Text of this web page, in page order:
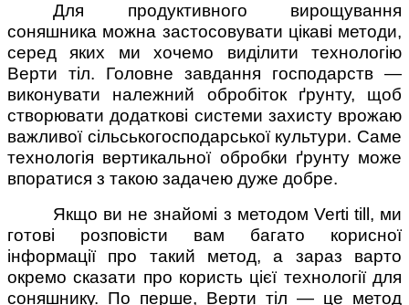
Для продуктивного вирощування
соняшника можна застосовувати цікаві методи,
серед яких ми хочемо виділити технологію
Верти тіл. Головне завдання господарств —
виконувати належний обробіток ґрунту, щоб
створювати додаткові системи захисту врожаю
важливої сільськогосподарської культури. Саме
технологія вертикальної обробки ґрунту може
впоратися з такою задачею дуже добре.
Якщо ви не знайомі з методом Verti till, ми
готові розповісти вам багато корисної
інформації про такий метод, а зараз варто
окремо сказати про користь цієї технології для
соняшнику. По перше, Верти тіл — це метод